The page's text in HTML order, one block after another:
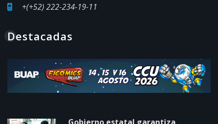
+(+52) 222-234-19-11
Destacadas